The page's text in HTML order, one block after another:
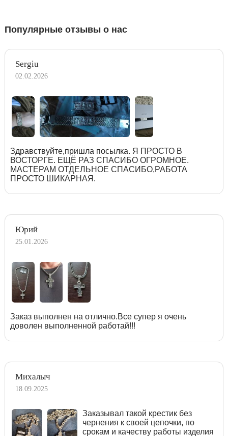
Популярные отзывы о нас
Sergiu
02.02.2026
Здравствуйте,пришла посылка. Я ПРОСТО В
ВОСТОРГЕ. ЕЩЁ РАЗ СПАСИБО ОГРОМНОЕ.
МАСТЕРАМ ОТДЕЛЬНОЕ СПАСИБО,РАБОТА
ПРОСТО ШИКАРНАЯ.
Юрий
25.01.2026
Заказ выполнен на отлично.Все супер я очень
доволен выполненной работай!!!
Михалыч
18.09.2025
Заказывал такой крестик без
чернения к своей цепочки, по
срокам и качеству работы изделия